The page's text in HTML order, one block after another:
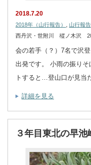
2018.7.20
2018年（山行報告） , 山行報告
西丹沢・世附川 樅ノ木沢
会の若手（？）7名で沢
出発です。 小雨の振り
トすると…登山口が見
詳細を見る
３年目東北の早池